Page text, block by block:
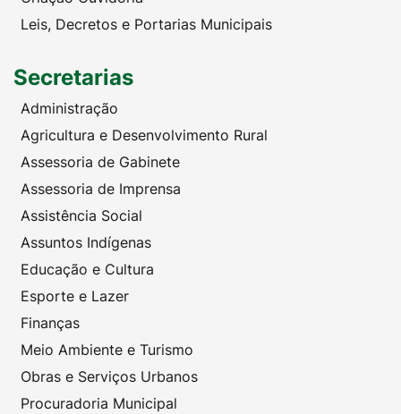
Leis, Decretos e Portarias Municipais
Secretarias
Administração
Agricultura e Desenvolvimento Rural
Assessoria de Gabinete
Assessoria de Imprensa
Assistência Social
Assuntos Indígenas
Educação e Cultura
Esporte e Lazer
Finanças
Meio Ambiente e Turismo
Obras e Serviços Urbanos
Procuradoria Municipal